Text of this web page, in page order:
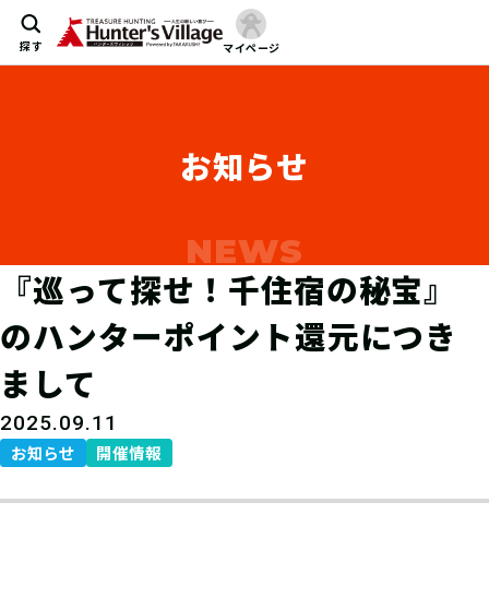
探す マイページ
お知らせ
『巡って探せ！千住宿の秘宝』
のハンターポイント還元につき
まして
2025.09.11
お知らせ 開催情報